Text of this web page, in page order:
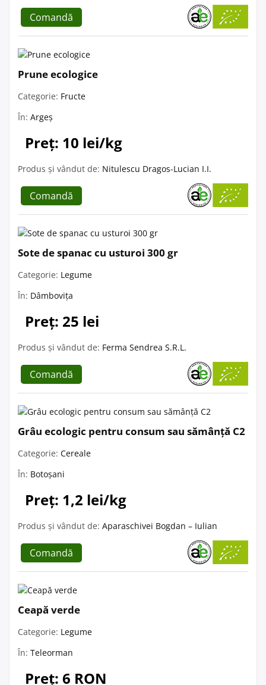
Comandă
Prune ecologice
Categorie: Fructe
În: Argeș
Preț: 10 lei/kg
Produs și vândut de: Nitulescu Dragos-Lucian I.I.
Comandă
Sote de spanac cu usturoi 300 gr
Categorie: Legume
În: Dâmbovița
Preț: 25 lei
Produs și vândut de: Ferma Sendrea S.R.L.
Comandă
Grâu ecologic pentru consum sau sămânță C2
Categorie: Cereale
În: Botoșani
Preț: 1,2 lei/kg
Produs și vândut de: Aparaschivei Bogdan – Iulian
Comandă
Ceapă verde
Categorie: Legume
În: Teleorman
Preț: 6 RON